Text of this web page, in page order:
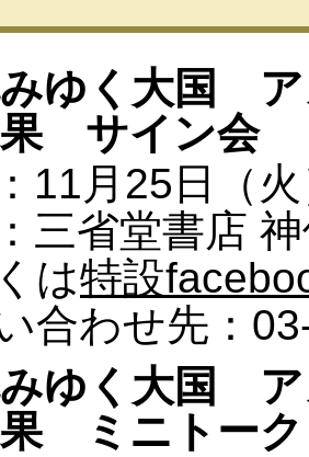
みゆく大国
サイン会
11月25日（
三省堂書店
は特設
合わせ先：
みゆく大国
ミニトーク